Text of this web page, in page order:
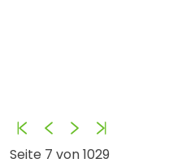
Seite 7 von 1029
AnfangZurückVorwärts